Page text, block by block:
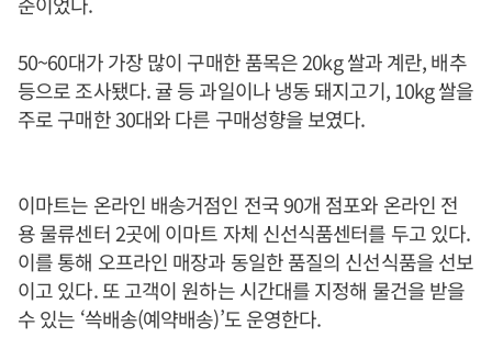
50~60대가 가장 많이 구매한 품목은 20kg 쌀과 계란, 배추
등으로 조사됐다. 귤 등 과일이나 냉동 돼지고기, 10kg 쌀을
주로 구매한 30대와 다른 구매성향을 보였다.
이마트는 온라인 배송거점인 전국 90개 점포와 온라인 전
용 물류센터 2곳에 이마트 자체 신선식품센터를 두고 있다.
이를 통해 오프라인 매장과 동일한 품질의 신선식품을 선보
이고 있다. 또 고객이 원하는 시간대를 지정해 물건을 받을
수 있는 ‘쓱배송(예약배송)’도 운영한다.